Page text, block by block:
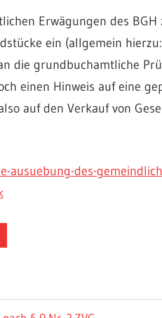
Erwägungen des BGH
ein (allgemein
die grundbuchamtliche
einen Hinweis auf eine
auf den Verkauf von
des-